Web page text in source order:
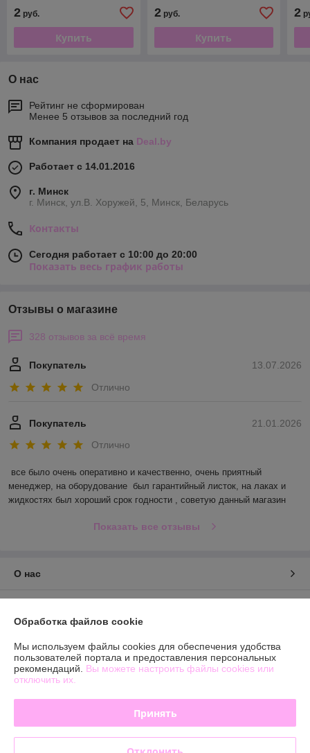
2 руб.
Купить
2руб.
Купить
2
О нас
Рейтинг не сформирован
Менее 5 отзывов за последний год
Компания продает на Deal.by
Работает с 14.01.2016
г. Минск
г. Минск, ул.В. Хоружей, 5, Минск, Беларусь
Контакты
Сегодня работает с 10:00 до 20:00
Показать весь график работы
Отзывы о магазине
328 отзывов за всё время
13.07.2026
Покупатель
Отлично
21.01.2026
Покупатель
Отлично
все было очень оперативно и качественно, очень приятный
менеджер, на оборудование  был гарантийный листок, на лаках и
жидкостях был хороший срок годности , советую данный магазин
Показать все отзывы
О нас
График работы
Политика обработки cookies
Обработка файлов cookie
Мы используем файлы cookies для обеспечения удобства
пользователей портала и предоставления персональных
рекомендаций. Вы можете настроить файлы cookies или
отключить их.
Принять